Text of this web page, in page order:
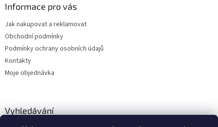
Informace pro vás
Jak nakupovat a reklamovat
Obchodní podmínky
Podmínky ochrany osobních údajů
Kontakty
Moje objednávka
Vyhledávání